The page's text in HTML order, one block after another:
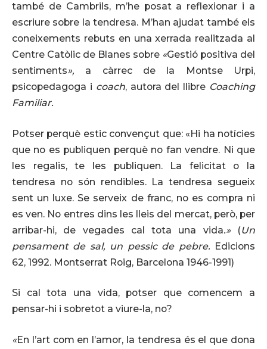
també de Cambrils, m’he posat a reflexionar i a
escriure sobre la tendresa. M’han ajudat també els
coneixements rebuts en una xerrada realitzada al
Centre Catòlic de Blanes sobre «Gestió positiva del
sentiments», a càrrec de la Montse Urpi,
psicopedagoga i coach, autora del llibre Coaching
Familiar.
Potser perquè estic convençut que: «Hi ha notícies
que no es publiquen perquè no fan vendre. Ni que
les regalis, te les publiquen. La felicitat o la
tendresa no són rendibles. La tendresa segueix
sent un luxe. Se serveix de franc, no es compra ni
es ven. No entres dins les lleis del mercat, però, per
arribar-hi, de vegades cal tota una vida.»(Un
pensament de sal, un pessic de pebre. Edicions
62, 1992. Montserrat Roig, Barcelona 1946-1991)
Si cal tota una vida, potser que comencem a
pensar-hi i sobretot a viure-la, no?
«En l’art com en l’amor, la tendresa és el que dona